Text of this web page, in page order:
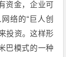
资金，企业可
络的“巨人创
投资。这样形
巴模式的一种